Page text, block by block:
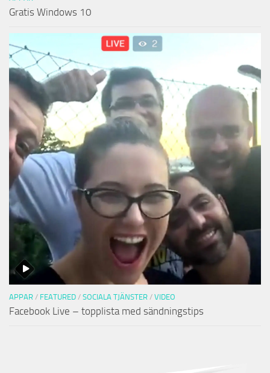
Gratis Windows 10
APPAR / FEATURED / SOCIALA TJÄNSTER / VIDEO
Facebook Live – topplista med sändningstips